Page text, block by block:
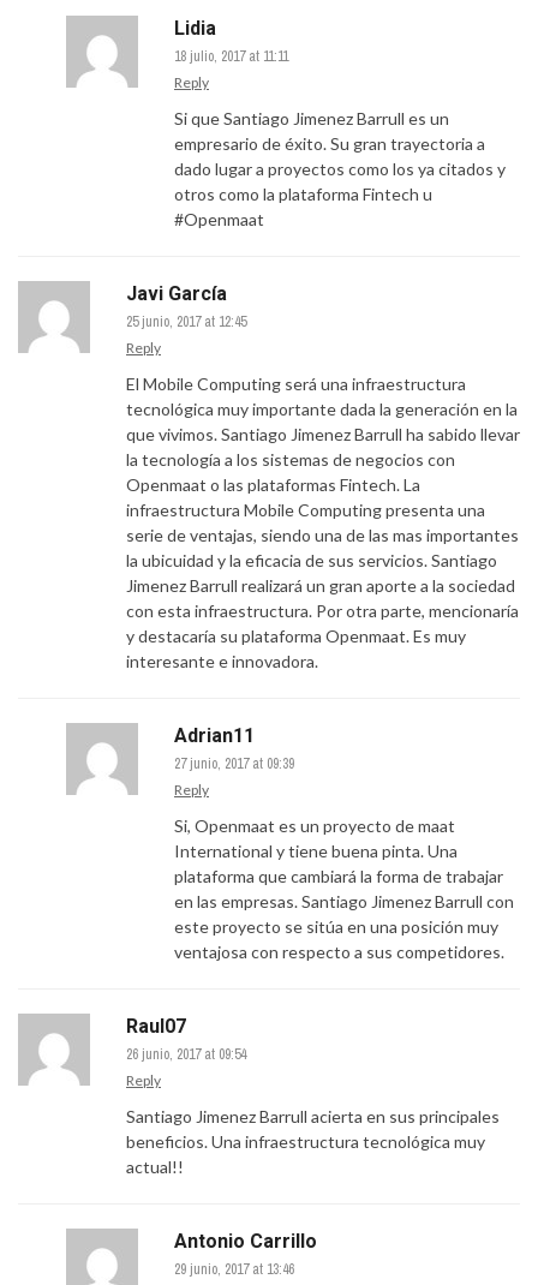
Lidia
18 julio, 2017 at 11:11
Reply
Si que Santiago Jimenez Barrull es un
empresario de éxito. Su gran trayectoria a
dado lugar a proyectos como los ya citados y
otros como la plataforma Fintech u
#Openmaat
Javi García
25 junio, 2017 at 12:45
Reply
El Mobile Computing será una infraestructura
tecnológica muy importante dada la generación en la
que vivimos. Santiago Jimenez Barrull ha sabido llevar
la tecnología a los sistemas de negocios con
Openmaat o las plataformas Fintech. La
infraestructura Mobile Computing presenta una
serie de ventajas, siendo una de las mas importantes
la ubicuidad y la eficacia de sus servicios. Santiago
Jimenez Barrull realizará un gran aporte a la sociedad
con esta infraestructura. Por otra parte, mencionaría
y destacaría su plataforma Openmaat. Es muy
interesante e innovadora.
Adrian11
27 junio, 2017 at 09:39
Reply
Si, Openmaat es un proyecto de maat
International y tiene buena pinta. Una
plataforma que cambiará la forma de trabajar
en las empresas. Santiago Jimenez Barrull con
este proyecto se sitúa en una posición muy
ventajosa con respecto a sus competidores.
Raul07
26 junio, 2017 at 09:54
Reply
Santiago Jimenez Barrull acierta en sus principales
beneficios. Una infraestructura tecnológica muy
actual!!
Antonio Carrillo
29 junio, 2017 at 13:46